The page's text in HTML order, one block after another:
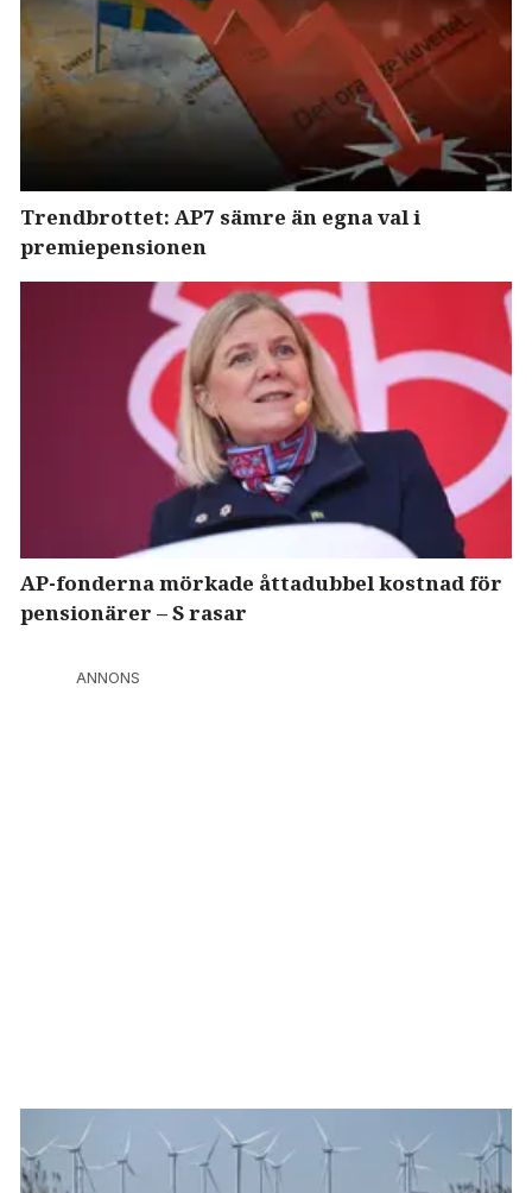
Trendbrottet: AP7 sämre än egna val i
premiepensionen
AP-fonderna mörkade åttadubbel kostnad för
pensionärer – S rasar
ANNONS